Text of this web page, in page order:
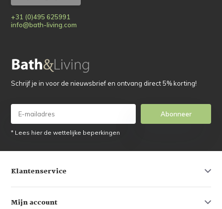
+31 (0)495 625991
info@bath-living.com
Schrijf je in voor de nieuwsbrief en ontvang direct 5% korting!
Abonneer
* Lees hier de wettelijke beperkingen
Klantenservice
Mijn account